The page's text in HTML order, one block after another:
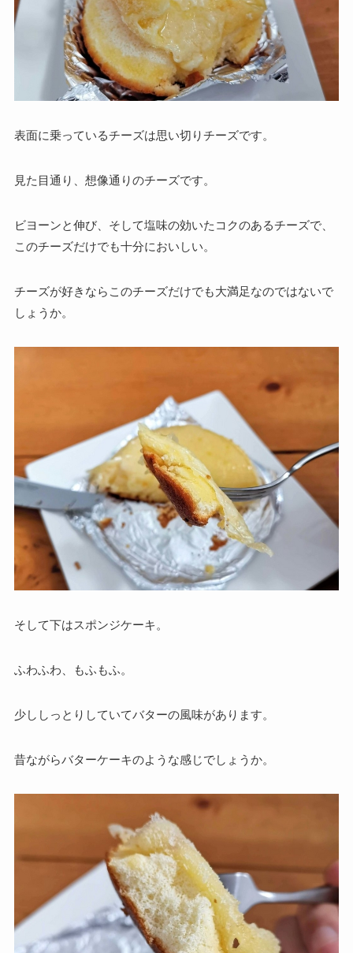
表面に乗っているチーズは思い切りチーズです。
見た目通り、想像通りのチーズです。
ビヨーンと伸び、そして塩味の効いたコクのあるチーズで、
このチーズだけでも十分においしい。
チーズが好きならこのチーズだけでも大満足なのではないで
しょうか。
そして下はスポンジケーキ。
ふわふわ、もふもふ。
少ししっとりしていてバターの風味があります。
昔ながらバターケーキのような感じでしょうか。